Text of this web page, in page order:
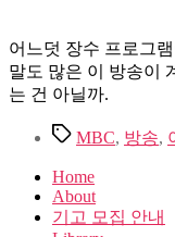
어느덧 장수 프로그
말도 많은 이 방송이
는 건 아닐까.
TagsMBC, 방송,
Home
About
기고 모집 안내